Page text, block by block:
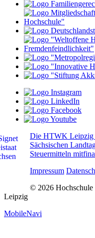
Die HTWK Leipzig
Sächsischen
Steuermitteln
Impressum
© 2026
Leipzig
MobileNavi